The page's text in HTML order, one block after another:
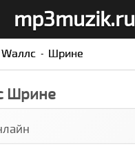
mp3muzik.ru
Шрине
Шрине